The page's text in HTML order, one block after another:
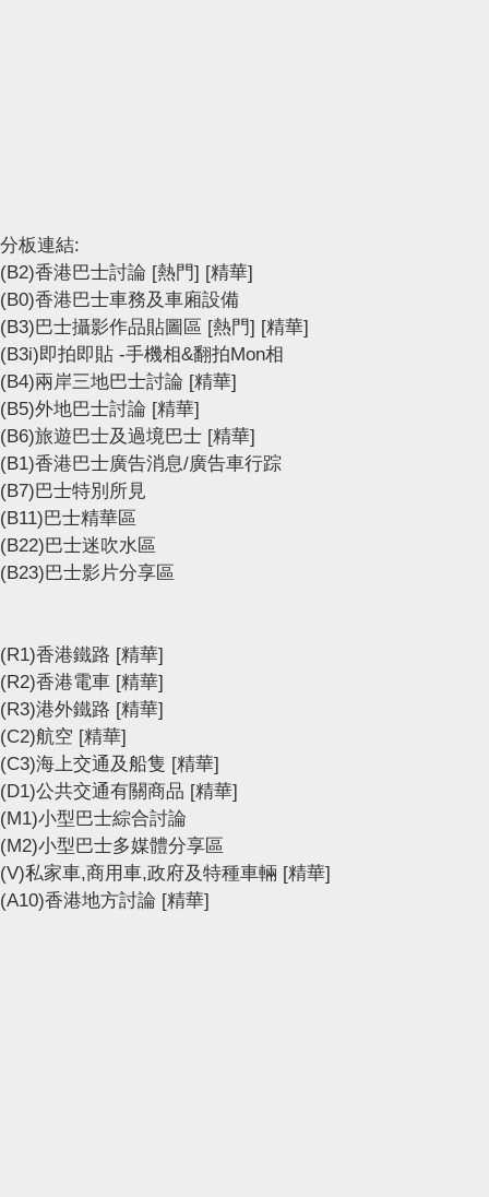
分板連結:
(B2)香港巴士討論 [熱門] [精華]
(B0)香港巴士車務及車廂設備
(B3)巴士攝影作品貼圖區 [熱門] [精華]
(B3i)即拍即貼 -手機相&翻拍Mon相
(B4)兩岸三地巴士討論 [精華]
(B5)外地巴士討論 [精華]
(B6)旅遊巴士及過境巴士 [精華]
(B1)香港巴士廣告消息/廣告車行踪
(B7)巴士特別所見
(B11)巴士精華區
(B22)巴士迷吹水區
(B23)巴士影片分享區
(R1)香港鐵路 [精華]
(R2)香港電車 [精華]
(R3)港外鐵路 [精華]
(C2)航空 [精華]
(C3)海上交通及船隻 [精華]
(D1)公共交通有關商品 [精華]
(M1)小型巴士綜合討論
(M2)小型巴士多媒體分享區
(V)私家車,商用車,政府及特種車輛 [精華]
(A10)香港地方討論 [精華]